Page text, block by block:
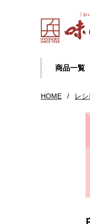
商品一覧
HOME / レ